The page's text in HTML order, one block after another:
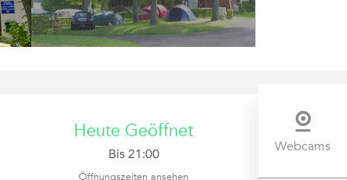
Webcams
ÖFFNUNGSZEITEN &
Heute Geöffnet
Bis 21:00
Öffnungszeiten ansehen